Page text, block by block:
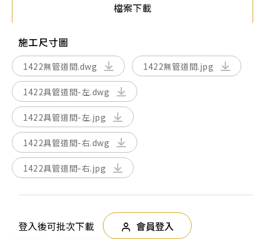
檔案下載
施工尺寸圖
1422無管道間.dwg 1422無管道間.jpg
1422具管道間-左.dwg
1422具管道間-左.jpg
1422具管道間-右.dwg
1422具管道間-右.jpg
登入後可批次下載 會員登入